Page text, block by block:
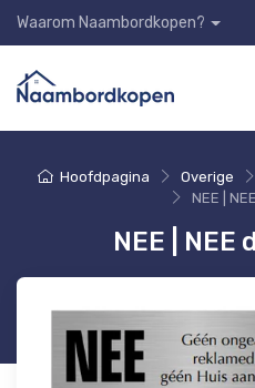
Waarom Naambordkopen?
Hoofdpagina Overige
NEE |
NEE |